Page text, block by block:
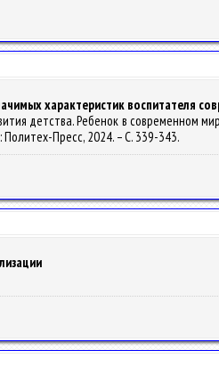
характеристик воспитателя
детства. Ребенок в современном
Пресс, 2024. – С. 339-343.